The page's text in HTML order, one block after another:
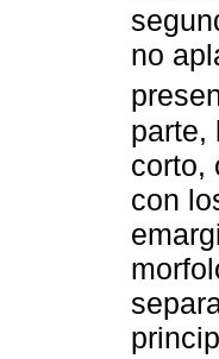
no
parte,
corto,
con